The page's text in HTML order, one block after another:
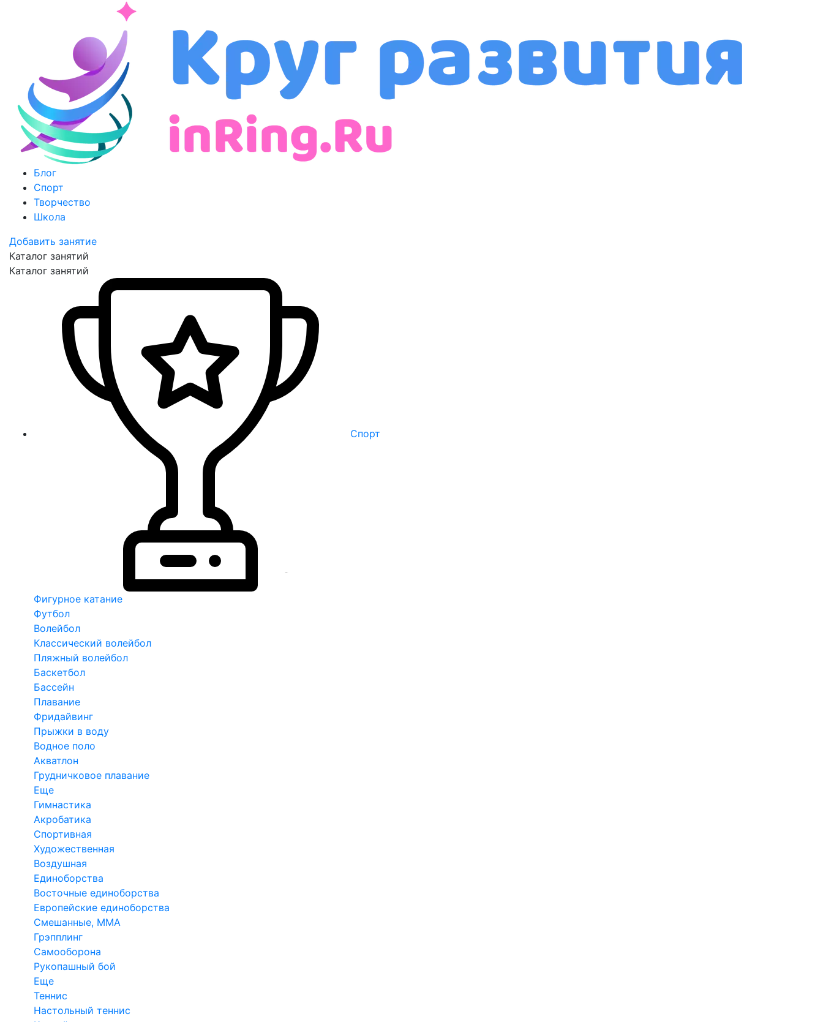
Блог
Спорт
Творчество
Школа
Добавить занятие
Каталог занятий
Каталог занятий
Спорт
Фигурное катание
Футбол
Волейбол
Классический волейбол
Пляжный волейбол
Баскетбол
Бассейн
Плавание
Фридайвинг
Прыжки в воду
Водное поло
Акватлон
Грудничковое плавание
Еще
Гимнастика
Акробатика
Спортивная
Художественная
Воздушная
Единоборства
Восточные единоборства
Европейские единоборства
Смешанные, ММА
Грэпплинг
Самооборона
Рукопашный бой
Еще
Теннис
Настольный теннис